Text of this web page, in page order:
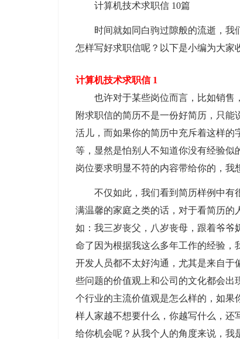
计算机技术求职信 10篇
时间就如同白驹过隙般的流逝，我
怎样写好求职信呢？以下是小编为大家
计算机技术求职信 1
也许对于某些岗位而言，比如销售
附求职信的简历不是一份好简历，只
活儿，而如果你的简历中充斥着这样的
等，显然是怕别人不知道你没有经验
岗位要求明显不符的内容带给你的，我
不仅如此，我们看到简历样例中有
满温馨的家庭之类的话，对于看简历的
如：我三岁丧父，八岁丧母，跟着爷
命了因为根据我这么多年工作的经验，
开发人员都不太好沟通，尤其是来自于
些问题的价值观上和公司的文化都会
个行业的主流价值观是怎么样的，如
样人家越不想要什么，你越写什么，还
给你机会呢？从我个人的角度来说，我